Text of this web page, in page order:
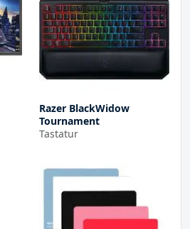
Razer BlackWidow
Tournament
Tastatur